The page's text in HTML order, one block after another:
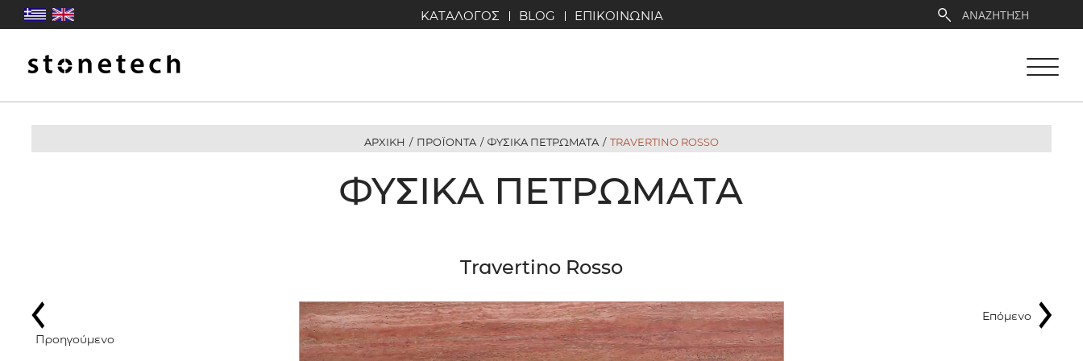
ΚΑΤΑΛΟΓΟΣ BLOG ΕΠΙΚΟΙΝΩΝΙΑ
ΑΡΧΙΚΗ / ΠΡΟΪΟΝΤΑ / ΦΥΣΙΚΑ ΠΕΤΡΩΜΑΤΑ / TRAVERTINO ROSSO
ΦΥΣΙΚΆ ΠΕΤΡΏΜΑΤΑ
Travertino Rosso
Προηγούμενο
Επόμενο